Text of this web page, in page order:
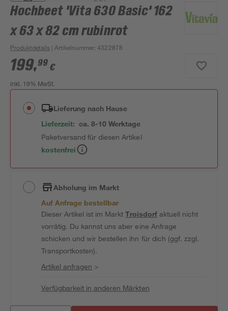
Hochbeet 'Vita 630 Basic' 162
x 63 x 82 cm rubinrot
Produktdetails | Artikelnummer:4322878
199,99 €
inkl. 19% MwSt.
Lieferung nach Hause
Lieferzeit: ca. 8-10 Werktage
Paketversand für diesen Artikel
kostenfrei
Abholung im Markt
Auf Anfrage bestellbar
Dieser Artikel ist im MarktTroisdorfaktuell nicht
vorrätig. Du kannst uns aber eine Anfrage
schicken und wir bestellen ihn für dich (ggf. zzgl.
Transportkosten).
Artikel anfragen >
Verfügbarkeit in anderen Märkten